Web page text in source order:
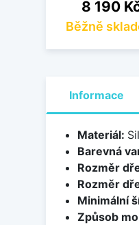
Cena
8 190
Běžně
Informace
Materiál:
Barevná
Rozměr
Rozměr
Minimální
Způsob